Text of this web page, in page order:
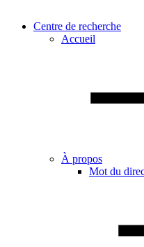
Centre de recherche
Accueil
À propos
Mot du